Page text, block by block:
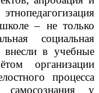
– не только
социальная
внесли в учебные
организации
процесса
самосознания у